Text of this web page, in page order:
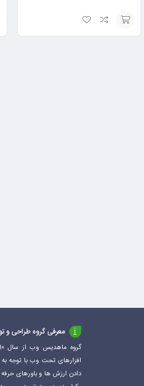
معرفی گروه طراحی و
افزارهای تحت وب با توجه به
دادن ارزش ها و باورهای